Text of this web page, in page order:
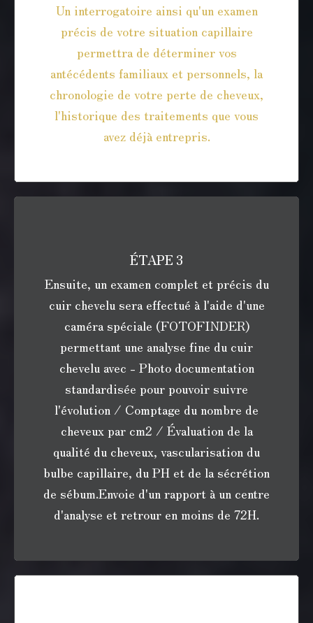
Un interrogatoire ainsi qu'un examen
précis de votre situation capillaire
permettra de déterminer vos
antécédents familiaux et personnels, la
chronologie de votre perte de cheveux,
l'historique des traitements que vous
avez déjà entrepris.
ÉTAPE 3
Ensuite, un examen complet et précis du
cuir chevelu sera effectué à l'aide d'une
caméra spéciale (FOTOFINDER)
permettant une analyse fine du cuir
chevelu avec - Photo documentation
standardisée pour pouvoir suivre
l'évolution / Comptage du nombre de
cheveux par cm2 / Évaluation de la
qualité du cheveux, vascularisation du
bulbe capillaire, du PH et de la sécrétion
de sébum.Envoie d'un rapport à un centre
d'analyse et retrour en moins de 72H.